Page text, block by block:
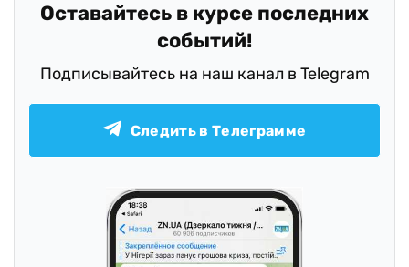
Оставайтесь в курсе последних
событий!
Подписывайтесь на наш канал в Telegram
Следить в Телеграмме